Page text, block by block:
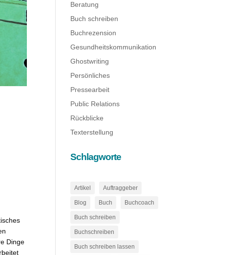
Dinge
Beratung
Buch schreiben
Buchrezension
Gesundheitskommunikation
Ghostwriting
Persönliches
Pressearbeit
Public Relations
Rückblicke
Texterstellung
Schlagworte
Artikel Auftraggeber
Blog Buch Buchcoach
Buch schreiben
Buchschreiben
Buch schreiben lassen